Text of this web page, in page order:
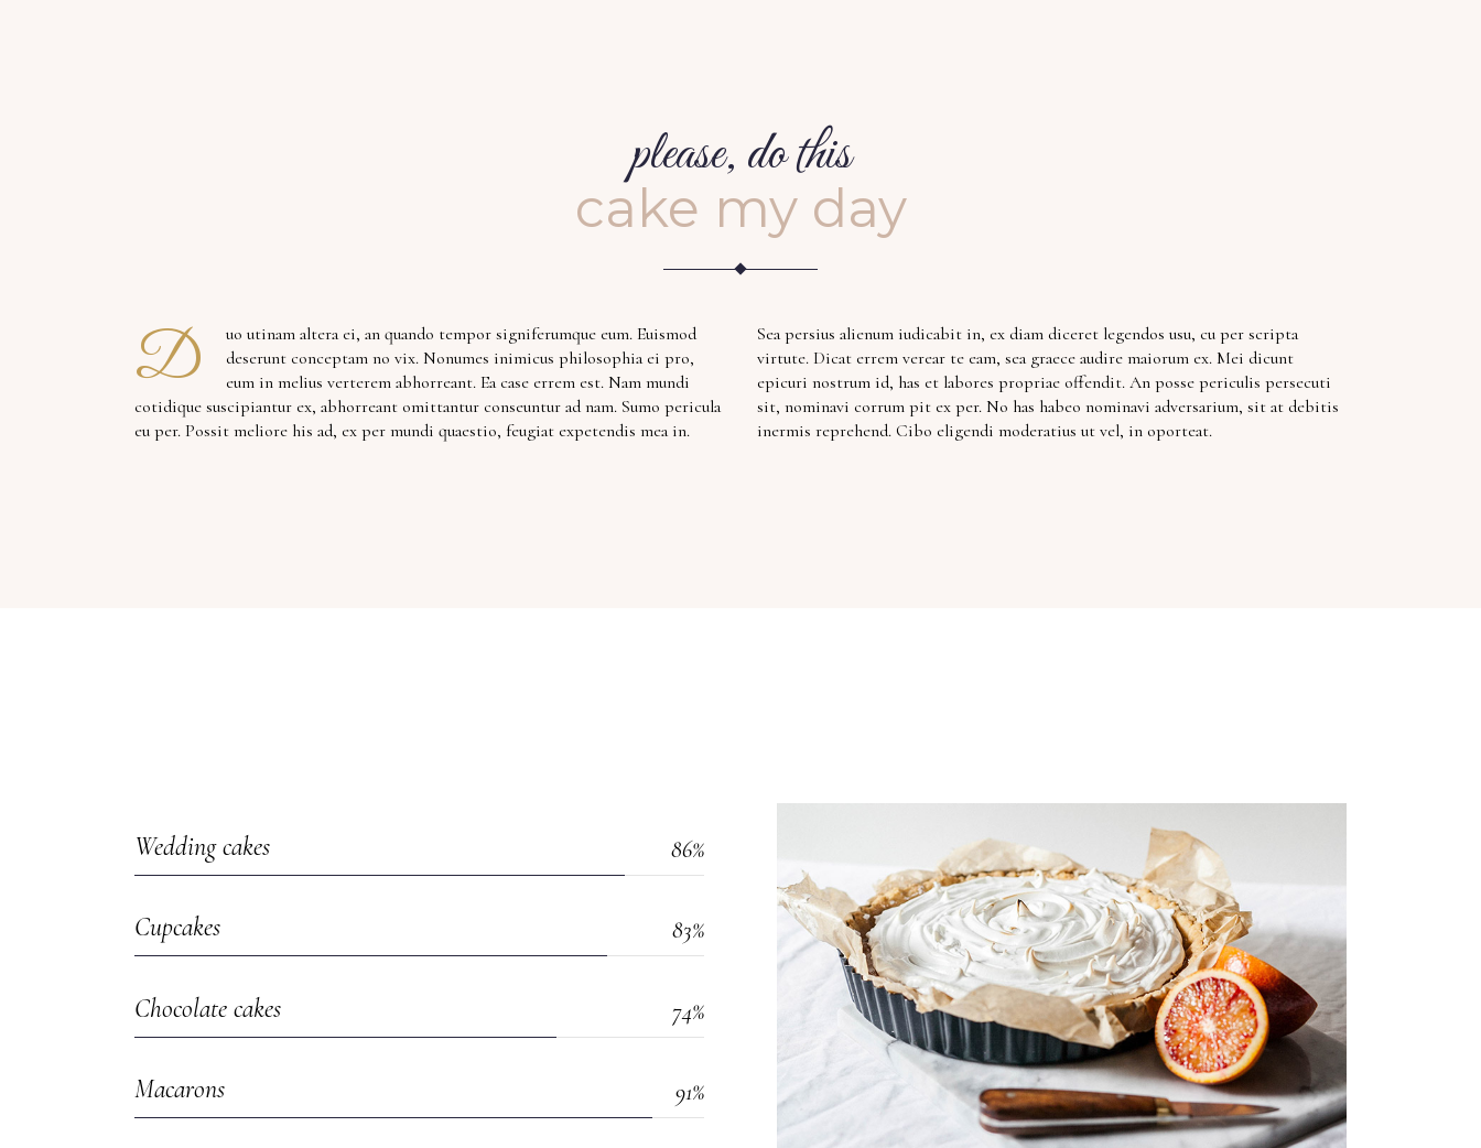
please, do this
cake my day
D
uo utinam altera ei, an quando tempor signiferumque eum. Euismod
deserunt conceptam no vix. Nonumes inimicus philosophia ei pro,
eum in melius verterem abhorreant. Ea case errem est. Nam mundi
cotidique suscipiantur ex, abhorreant omittantur conseuntur ad nam. Sumo pericula
eu per. Possit meliore his ad, ex per mundi quaestio, feugiat expetendis mea in.
Sea persius alienum iudicabit in, ex diam diceret legendos usu, cu per scripta
virtute. Dicat errem verear te eam, sea graece audire maiorum ex. Mei dicunt
epicuri nostrum id, has et labores propriae offendit. An posse periculis persecuti
sit, nominavi corrum pit ex per. No has habeo nominavi adversarium, sit at debitis
inermis reprehend. Cibo eligendi moderatius ut vel, in oporteat.
Wedding cakes 86
Cupcakes 83
Chocolate cakes 74
Macarons 91